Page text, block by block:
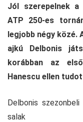
Jól szerepelnek a
ATP 250-es
legjobb négy közé.
ajkú Delbonis
korábban az
Hanescu ellen
Delbonis
salak